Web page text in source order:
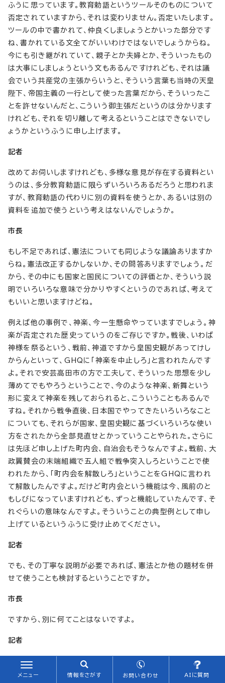
ふうに思っています。教育勅語というツールそのものについて
否定されていますから、それは変わりません。否定いたします。
ツールの中で書かれて、仲良くしましょうとかいった部分です
ね、書かれている文全てがいいわけではないでしょうからね。
今にも引き継がれていて、親子とか夫婦とか、そういったもの
は大事にしましょうという文もあるんですけれども、それは議
会でいう共産党の主張からいうと、そういう言葉も当時の天皇
陛下、帝国主義の一行として使った言葉だから、そういったこ
とを許せないんだと、こういう御主張だというのは分かります
けれども、それを切り離して考えるということはできないでし
ょうかというふうに申し上げます。
記者
改めてお伺いしますけれども、多様な意見が存在する資料とい
うのは、多分教育勅語に限らずいろいろあるだろうと思われま
すが、教育勅語の代わりに別の資料を使うとか、あるいは別の
資料を追加で使うという考えはないんでしょうか。
市長
もし不足であれば、憲法についても同じような議論ありますか
らね。憲法改正するかしないか、その問答ありますでしょう。だ
から、その中にも国家と国民についての評価とか、そういう説
明でいろいろな意味で分かりやすくというのであれば、考えて
もいいと思いますけどね。
例えば他の事例で、神楽、今一生懸命やっていますでしょう。神
楽が否定された歴史っていうのをご存じですか。戦後、いわば
神様を祭るという、戦前、神道ですから皇国史観があってけし
からんといって、GHQに「神楽を中止しろ」と言われたんです
よ。それで安芸高田市の方で工夫して、そういった思想を少し
薄めてでもやろうということで、今のような神楽、新舞という
形に変えて神楽を残しておられると、こういうこともあるんで
すね。それから戦争直後、日本国でやってきたいろいろなこと
についても、それらが国家、皇国史観に基づくいろいろな使い
方をされたから全部見直せとかっていうことやられた。さらに
は先ほど申し上げた町内会、自治会もそうなんですよ。戦前、大
政翼賛会の末端組織で五人組で戦争突入しろということで使
われたから、「町内会を解散しろ」ということをGHQに言われ
て解散したんですよ。だけど町内会という機能は今、風前のと
もしびになっていますけれども、ずっと機能していたんです、そ
れぐらいの意味なんですよ。そういうことの典型例として申し
上げているというふうに受け止めてください。
記者
でも、その丁寧な説明が必要であれば、憲法とか他の題材を併
せて使うことも検討するということですか。
市長
ですから、別に何てことはないですよ。
記者
分かりました。すみません、最後に1問だけお伺いするんですけ
れども、過去の研修の中で教育に関する勅語は英語を漢文調
メニュー 情報をさがす お問い合わせ AIに質問